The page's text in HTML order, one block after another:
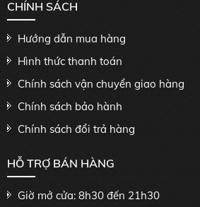
CHÍNH SÁCH
Hướng dẫn mua hàng
Hình thức thanh toán
Chính sách vận chuyển giao hàng
Chính sách bảo hành
Chính sách đổi trả hàng
HỖ TRỢ BÁN HÀNG
Giờ mở cửa: 8h30 đến 21h30